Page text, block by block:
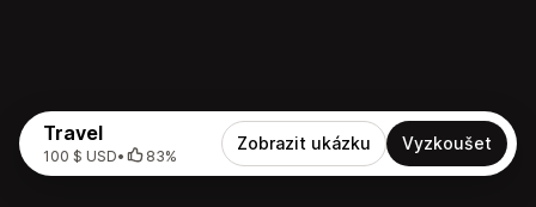
Travel
100 $ USD• 83%
Zobrazit ukázku Vyzkoušet